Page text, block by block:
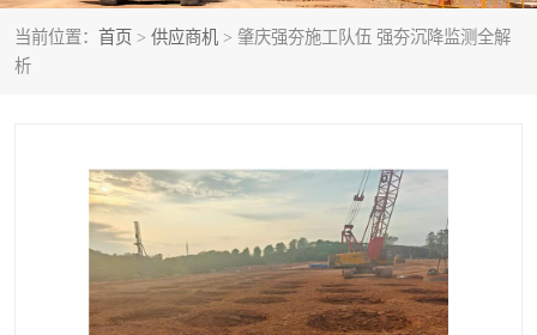
当前位置： 首页 > 供应商机 > 肇庆强夯施工队伍 强夯沉降监测全解
析